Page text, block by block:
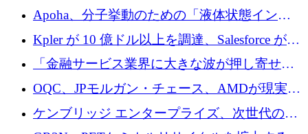
スタートアップの成長に向けて機関投資家へ
の資本シフトを呼びかけ
Apoha、分子挙動のための「液体状態インテ
リジェンス」を構築するために3,600万ドルを
かけてステルス状態から出現
Kpler が 10 億ドル以上を調達、Salesforce が
Contentful を買収、Built in Europe キャンペー
ンを開始
「金融サービス業界に大きな波が押し寄せて
いる」と「欧州初のAIネイティブ銀行」のボ
スが語る
OQC、JPモルガン・チェース、AMDが現実世
界のフィンテック・アプリケーションを探索
するためにQuantum-AIデータセンターを立ち
ケンブリッジ エンタープライズ、次世代のデ
ィープテック創設者向けにロンドンの出発点